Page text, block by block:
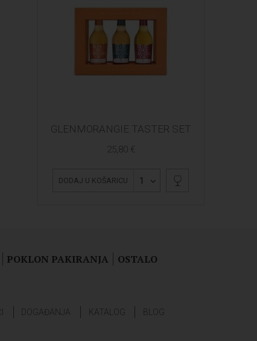
GLENMORANGIE TASTER SET
25,80 €
DODAJ U KOŠARICU 1
POKLON PAKIRANJA
OSTALO
DOGAĐANJA KATALOG BLOG